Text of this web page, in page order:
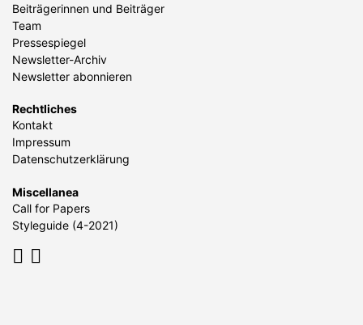
Beiträgerinnen und Beiträger
Team
Pressespiegel
Newsletter-Archiv
Newsletter abonnieren
Rechtliches
Kontakt
Impressum
Datenschutzerklärung
Miscellanea
Call for Papers
Styleguide (4-2021)